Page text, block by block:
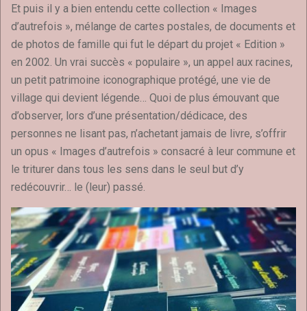
Et puis il y a bien entendu cette collection « Images
d’autrefois », mélange de cartes postales, de documents et
de photos de famille qui fut le départ du projet « Edition »
en 2002. Un vrai succès « populaire », un appel aux racines,
un petit patrimoine iconographique protégé, une vie de
village qui devient légende… Quoi de plus émouvant que
d’observer, lors d’une présentation/dédicace, des
personnes ne lisant pas, n’achetant jamais de livre, s’offrir
un opus « Images d’autrefois » consacré à leur commune et
le triturer dans tous les sens dans le seul but d’y
redécouvrir… le (leur) passé.